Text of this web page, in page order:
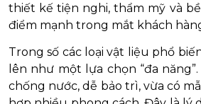
thiết kế tiện nghi, thẩm mỹ và
điểm mạnh trong mắt khách
Trong số các loại vật liệu phổ
lên như một lựa chọn “đa
chống nước, dễ bảo trì, vừa có